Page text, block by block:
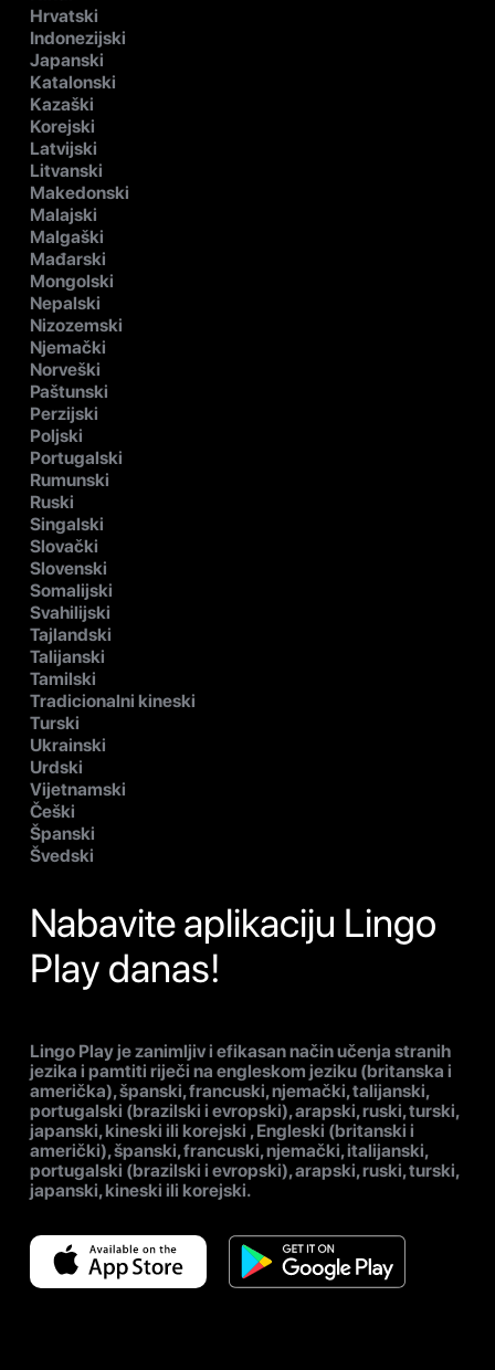
Hrvatski
Indonezijski
Japanski
Katalonski
Kazaški
Korejski
Latvijski
Litvanski
Makedonski
Malajski
Malgaški
Mađarski
Mongolski
Nepalski
Nizozemski
Njemački
Norveški
Paštunski
Perzijski
Poljski
Portugalski
Rumunski
Ruski
Singalski
Slovački
Slovenski
Somalijski
Svahilijski
Tajlandski
Talijanski
Tamilski
Tradicionalni kineski
Turski
Ukrainski
Urdski
Vijetnamski
Češki
Španski
Švedski
Nabavite aplikaciju Lingo
Play danas!
Lingo Play je zanimljiv i efikasan način učenja stranih
jezika i pamtiti riječi na engleskom jeziku (britanska i
američka), španski, francuski, njemački, talijanski,
portugalski (brazilski i evropski), arapski, ruski, turski,
japanski, kineski ili korejski , Engleski (britanski i
američki), španski, francuski, njemački, italijanski,
portugalski (brazilski i evropski), arapski, ruski, turski,
japanski, kineski ili korejski.